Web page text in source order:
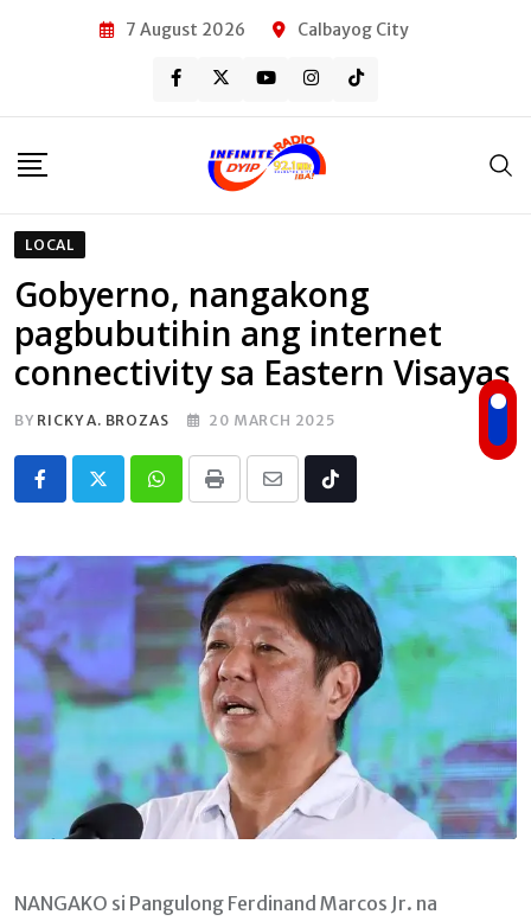
7 August 2026 Calbayog City
LOCAL
Gobyerno, nangakong
pagbubutihin ang internet
connectivity sa Eastern Visayas
BY RICKY A. BROZAS 20 MARCH 2025
Whatsapp
Print
Share
Email
Tiktok
NANGAKO si Pangulong Ferdinand Marcos Jr. na